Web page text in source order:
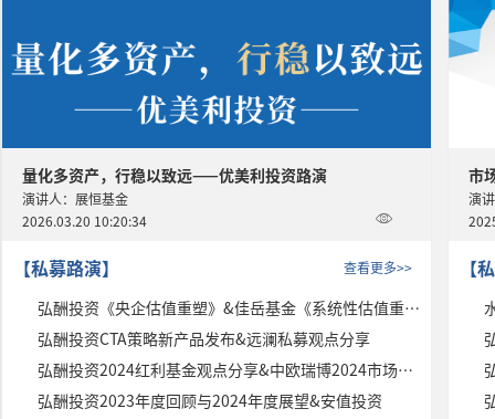
量化多资产，行稳以致远——优美利投资路演
演讲人：展恒基金
2026.03.20 10:20:34
【私募路演】
弘酬投资《央企估值重塑》&佳岳基金《系统性估值重塑》
弘酬投资CTA策略新产品发布&远澜私募观点分享
弘酬投资2024红利基金观点分享&中欧瑞博2024市场展望
弘酬投资2023年度回顾与2024年度展望&安值投资
查看更多>>
演
【